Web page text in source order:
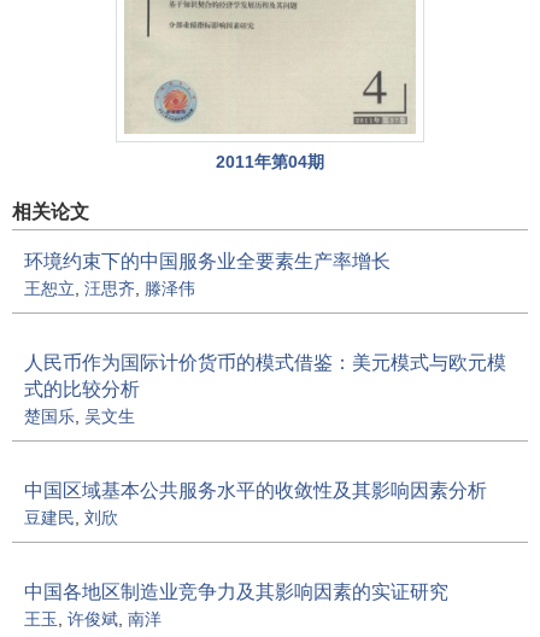
2011年第04期
相关论文
环境约束下的中国服务业全要素生产率增长
王恕立 汪思齐 滕泽伟
人民币作为国际计价货币的模式借鉴：美元模式与欧元模
式的比较分析
楚国乐 吴文生
中国区域基本公共服务水平的收敛性及其影响因素分析
豆建民 刘欣
中国各地区制造业竞争力及其影响因素的实证研究
王玉 许俊斌 南洋